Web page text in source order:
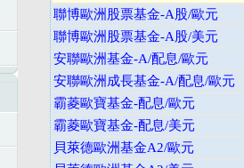
聯博歐洲股票基金-A股/歐元
聯博歐洲股票基金-A股/美元
安聯歐洲基金-A/配息/歐元
安聯歐洲成長基金-A/配息/歐元
霸菱歐寶基金-配息/歐元
霸菱歐寶基金-配息/美元
貝萊德歐洲基金A2/歐元